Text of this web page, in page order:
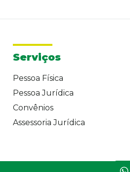
Serviços
Pessoa Física
Pessoa Jurídica
Convênios
Assessoria Jurídica